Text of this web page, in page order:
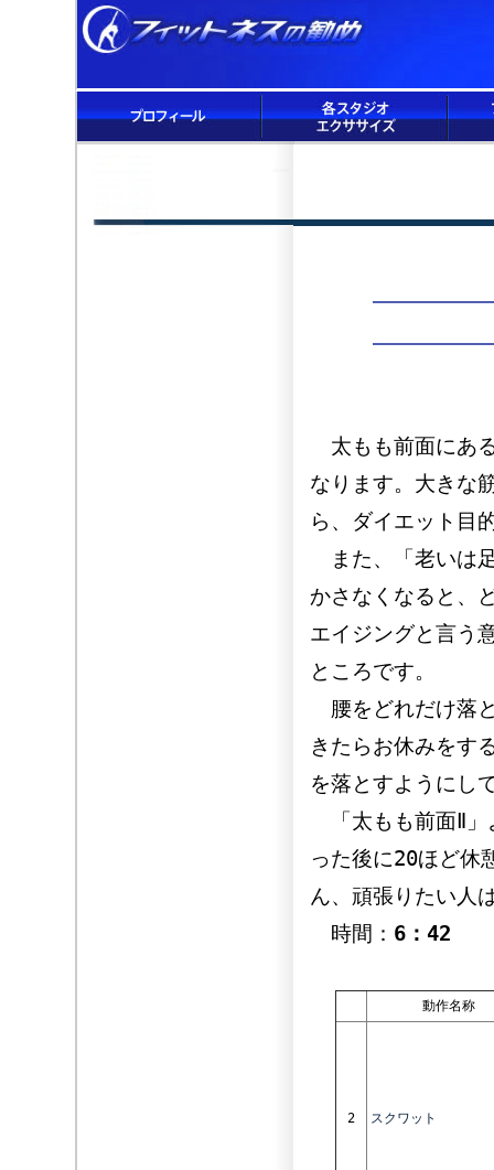
太もも前面にあ
なります。大きな
ら、ダイエット目
また、「老いは
かさなくなると、
エイジングと言う
ところです。
腰をどれだけ落
きたらお休みをす
を落とすようにし
「太もも前面Ⅱ」
った後に20ほど休
ん、頑張りたい人
時間： 6：42
動作名称
2 スクワット